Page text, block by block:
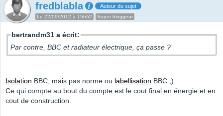
fredblabla Auteur du sujet
Le 22/09/2012 à 15h52 Super bloggeur
bertrandm31 a écrit:
Par contre, BBC et radiateur électrique, ça passe ?
Isolation BBC, mais pas norme ou labellisation BBC ;)
Ce qui compte au bout du compte est le cout final en énergie et en
cout de construction.